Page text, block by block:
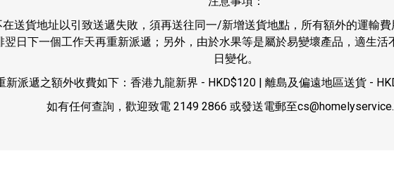
在送貨地址以引致送遞失敗，須再送往同一/新增送貨地點，所有額外的運輸
翌日下一個工作天再重新派遞；另外，由於水果等是屬於易變壞產品，適生活
日變化。
新派遞之額外收費如下：香港九龍新界 - HKD$120 | 離島及偏遠地區送貨 -
如有任何查詢，歡迎致電 2149 2866 或發送電郵至